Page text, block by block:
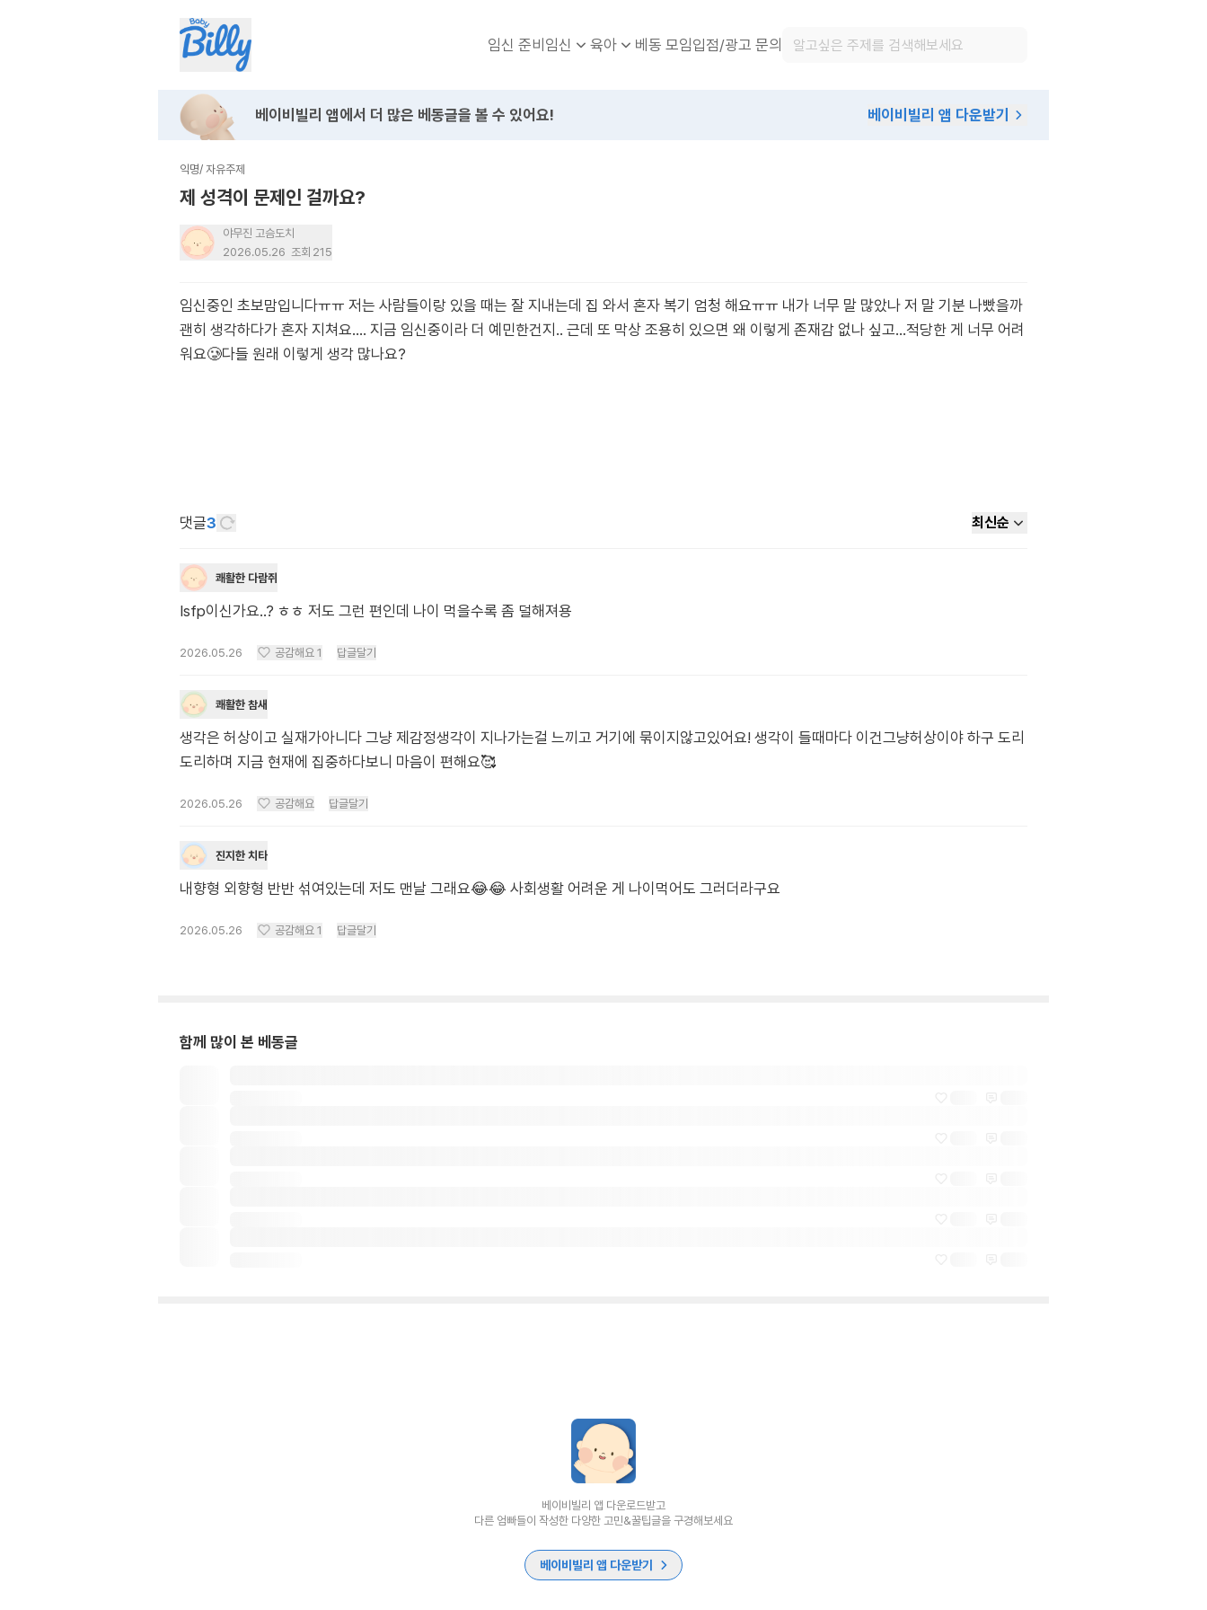
임신 준비임신 육아 베동 모임입점/광고 문의
베이비빌리 앱에서 더 많은 베동글을 볼 수 있어요! 베이비빌리 앱 다운받기
익명/ 자유주제
제 성격이 문제인 걸까요?
야무진 고슴도치
2026.05.26 조회 215
임신중인 초보맘입니다ㅠㅠ 저는 사람들이랑 있을 때는 잘 지내는데 집 와서 혼자 복기 엄청 해요ㅠㅠ 내가 너무 말 많았나 저 말 기분 나빴을까
괜히 생각하다가 혼자 지쳐요…. 지금 임신중이라 더 예민한건지.. 근데 또 막상 조용히 있으면 왜 이렇게 존재감 없나 싶고…적당한 게 너무 어려
워요🥲다들 원래 이렇게 생각 많나요?
댓글3 최신순
쾌활한 다람쥐
Isfp이신가요..? ㅎㅎ 저도 그런 편인데 나이 먹을수록 좀 덜해져용
2026.05.26 공감해요 1 답글달기
쾌활한 참새
생각은 허상이고 실재가아니다 그냥 제감정생각이 지나가는걸 느끼고 거기에 묶이지않고있어요! 생각이 들때마다 이건그냥허상이야 하구 도리
도리하며 지금 현재에 집중하다보니 마음이 편해요🥰
2026.05.26 공감해요 답글달기
진지한 치타
내향형 외향형 반반 섞여있는데 저도 맨날 그래요😂😂 사회생활 어려운 게 나이먹어도 그러더라구요
2026.05.26 공감해요 1 답글달기
함께 많이 본 베동글
베이비빌리 앱 다운로드받고
다른 엄빠들이 작성한 다양한 고민&꿀팁글을 구경해보세요
베이비빌리 앱 다운받기